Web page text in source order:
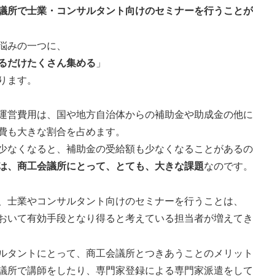
所で士業・コンサルタント向けのセミナーを行うこと
みの一つに、
だけたくさん集める 」
ます。
営費用は、国や地方自治体からの補助金や助成金の他に
も大きな割合を占めます。
なくなると、補助金の受給額も少なくなることがあるの
、商工会議所にとって、とても、大きな課題なのです。
士業やコンサルタント向けのセミナーを行うことは、
いて有効手段となり得ると考えている担当者が増えてき
タントにとって、商工会議所とつきあうことのメリッ
所で講師をしたり、専門家登録による専門家派遣をし